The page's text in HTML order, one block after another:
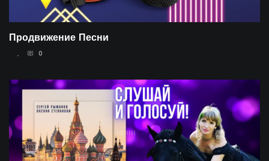
Продвижение Песни
0